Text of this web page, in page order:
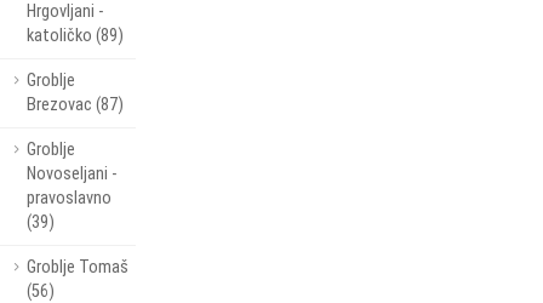
Hrgovljani -
katoličko (89)
Groblje
Brezovac (87)
Groblje
Novoseljani -
pravoslavno
(39)
Groblje Tomaš
(56)